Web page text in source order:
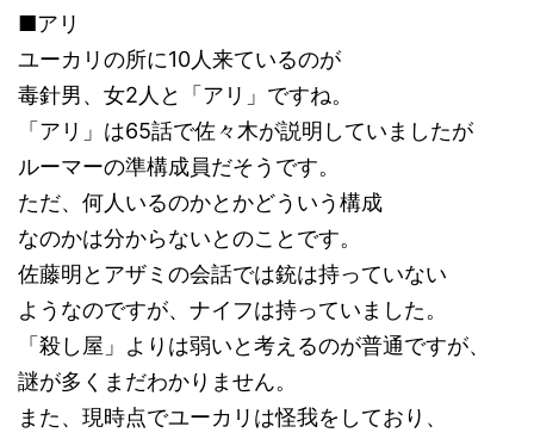
■アリ
ユーカリの所に10人来ているのが
毒針男、女2人と「アリ」ですね。
「アリ」は65話で佐々木が説明していましたが
ルーマーの準構成員だそうです。
ただ、何人いるのかとかどういう構成
なのかは分からないとのことです。
佐藤明とアザミの会話では銃は持っていない
ようなのですが、ナイフは持っていました。
「殺し屋」よりは弱いと考えるのが普通ですが、
謎が多くまだわかりません。
また、現時点でユーカリは怪我をしており、